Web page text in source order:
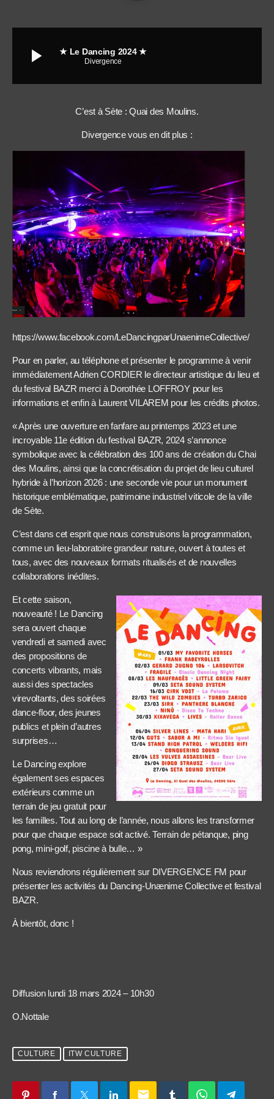
play_arrow ★ Le Dancing 2024 ★
Divergence
C’est à Sète : Quai des Moulins.
Divergence vous en dit plus :
https://www.facebook.com/LeDancingparUnaenimeCollective/
Pour en parler, au téléphone et présenter le programme à venir
immédiatement Adrien CORDIER le directeur artistique du lieu et
du festival BAZR merci à Dorothée LOFFROY pour les
informations et enfin à Laurent VILAREM pour les crédits photos.
« Après une ouverture en fanfare au printemps 2023 et une
incroyable 11e édition du festival BAZR, 2024 s’annonce
symbolique avec la célébration des 100 ans de création du Chai
des Moulins, ainsi que la concrétisation du projet de lieu culturel
hybride à l’horizon 2026 : une seconde vie pour un monument
historique emblématique, patrimoine industriel viticole de la ville
de Sète.
C’est dans cet esprit que nous construisons la programmation,
comme un lieu-laboratoire grandeur nature, ouvert à toutes et
tous, avec des nouveaux formats ritualisés et de nouvelles
collaborations inédites.
Et cette saison,
nouveauté ! Le Dancing
sera ouvert chaque
vendredi et samedi avec
des propositions de
concerts vibrants, mais
aussi des spectacles
virevoltants, des soirées
dance-floor, des jeunes
publics et plein d’autres
surprises…
Le Dancing explore
également ses espaces
extérieurs comme un
terrain de jeu gratuit pour
les familles. Tout au long de l’année, nous allons les transformer
pour que chaque espace soit activé. Terrain de pétanque, ping
pong, mini-golf, piscine à bulle… »
Nous reviendrons régulièrement sur DIVERGENCE FM pour
présenter les activités du Dancing-Unænime Collective et festival
BAZR.
À bientôt, donc !
Diffusion lundi 18 mars 2024 – 10h30
O.Nottale
CULTURE ITW CULTURE
email